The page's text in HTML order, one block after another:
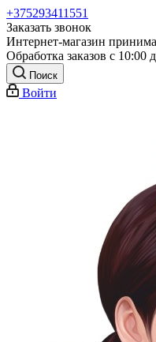
+375293411551
Заказать звонок
Интернет-магазин
Обработка заказов с 10:00
Поиск
Войти